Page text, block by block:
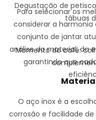
Degustação de
tábuas
Momento do café:
Para selecionar os
considerar a harmonia
conjunto de jantar
análise do material, da
garantindo que
O aço inox é a
corrosão e facilidade